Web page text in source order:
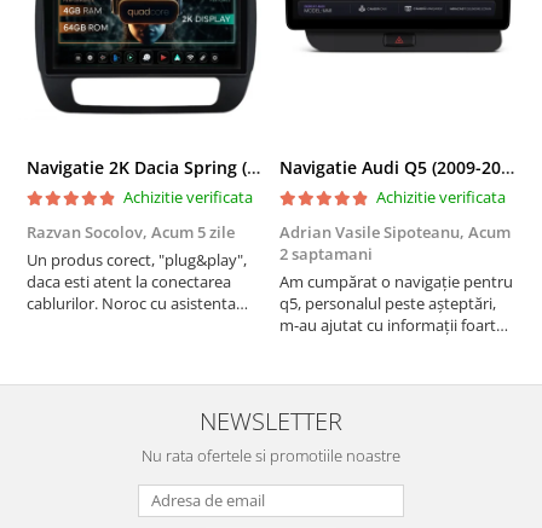
Navigatie 2K Dacia Spring (2021- Prezent), Android, S-Quadcore / 4GB RAM + 64GB ROM, 9.5 Inch - AD-BGS90042K+AD-BGRKIT366V4s
Achizitie verificata
Razvan Socolov, Acum 5 zile
Un produs corect, "plug&play",
daca esti atent la conectarea
cablurilor. Noroc cu asistenta
atras atentia ca nu era conectat
cablul de video de la camera
Navigatie Audi Q5 (2009-2017), Linux OS & OEM, MMI 3G, CarPlay & Android Auto Wireless, MirrorLink, Camera AHD, 12.3 Inch - AD-BGAALNXH+AD-BGRKITQ5002
Achizitie verificata
Adrian Vasile Sipoteanu, Acum
2 saptamani
Am cumpărat o navigație pentru
q5, personalul peste așteptări,
m-au ajutat cu informații foarte
serviabili, livrare rapidă, suport
tehnic, totul impecabil, o să revin
la ei și pentru vi...
NEWSLETTER
Nu rata ofertele si promotiile noastre